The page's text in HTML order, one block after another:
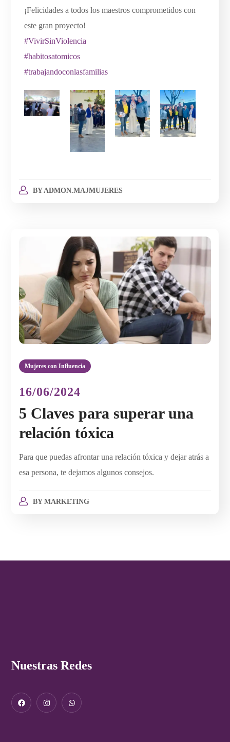
¡Felicidades a todos los maestros comprometidos con
este gran proyecto!
#VivirSinViolencia
#habitosatomicos
#trabajandoconlasfamilias
BYADMON.MAJMUJERES
Mujeres con Influencia
16/06/2024
5 Claves para superar una
relación tóxica
Para que puedas afrontar una relación tóxica y dejar atrás a
esa persona, te dejamos algunos consejos.
BY MARKETING
Nuestras Redes